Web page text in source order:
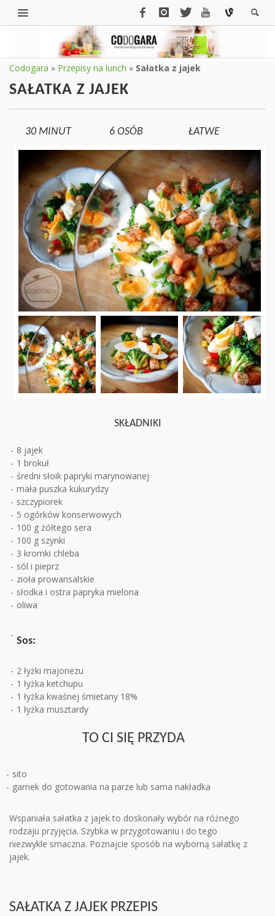
Codogara » Przepisy na lunch » Sałatka z jajek
SAŁATKA Z JAJEK
30 MINUT 6 OSÓB ŁATWE
SKŁADNIKI
8 jajek
1 brokuł
średni słoik papryki marynowanej
mała puszka kukurydzy
szczypiorek
5 ogórków konserwowych
100 g żółtego sera
100 g szynki
3 kromki chleba
sól i pieprz
zioła prowansalskie
słodka i ostra papryka mielona
oliwa
Sos:
2 łyżki majonezu
1 łyżka ketchupu
1 łyżka kwaśnej śmietany 18%
1 łyżka musztardy
TO CI SIĘ PRZYDA
sito
garnek do gotowania na parze lub sama nakładka
Wspaniała sałatka z jajek to doskonały wybór na różnego
rodzaju przyjęcia. Szybka w przygotowaniu i do tego
niezwykle smaczna. Poznajcie sposób na wyborną sałatkę z
jajek.
SAŁATKA Z JAJEK PRZEPIS